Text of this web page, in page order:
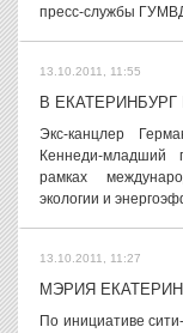
пресс-службы
13.10.2011, 11:55
В
Экс-канцлер
Кеннеди-младший
рамках
экологии и
13.10.2011, 11:27
МЭРИЯ
По инициативе